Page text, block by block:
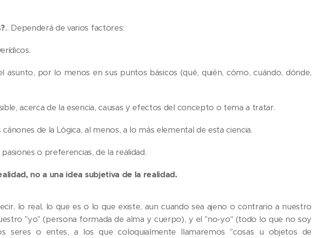
... Dependerá de varios factores:
asunto, por lo menos en sus puntos básicos (qué, quién, cómo, cuándo, dónde,
acerca de la esencia, causas y efectos del concepto o tema a tratar.
de la Lógica, al menos, a lo más elemental de esta ciencia.
o preferencias, de la realidad.
no a una idea subjetiva de la realidad.
lo real, lo que es o lo que existe, aun cuando sea ajeno o contrario a nuestro
"yo" (persona formada de alma y cuerpo), y el "no-yo" (todo lo que no soy
seres o entes, a los que coloquialmente llamaremos "cosas u objetos de